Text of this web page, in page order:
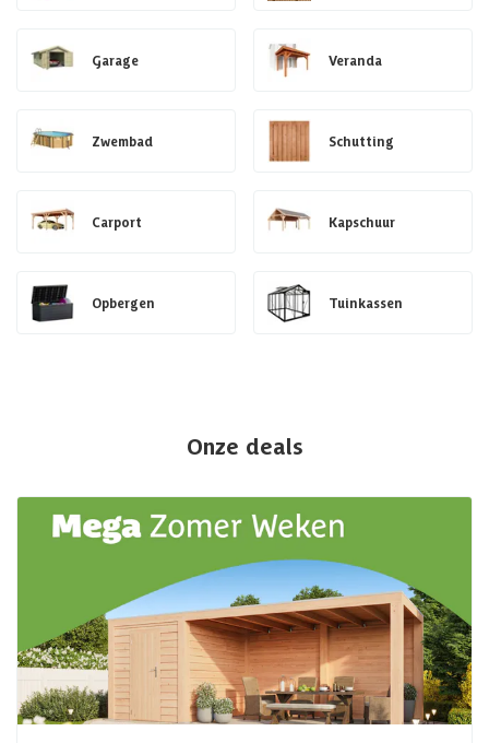
Garage Veranda
Zwembad Schutting
Carport Kapschuur
Opbergen Tuinkassen
Onze deals